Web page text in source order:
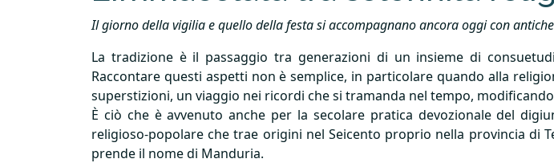
Il giorno della vigilia e quello della festa si accompagnano ancora oggi con
La tradizione è il passaggio tra generazioni di un insieme di
Raccontare questi aspetti non è semplice, in particolare quando alla
superstizioni, un viaggio nei ricordi che si tramanda nel tempo,
È ciò che è avvenuto anche per la secolare pratica devozionale del
religioso-popolare che trae origini nel Seicento proprio nella provincia di
prende il nome di Manduria.